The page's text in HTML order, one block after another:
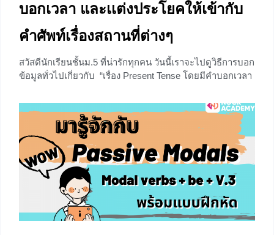
บอกเวลา และเเต่งประโยคให้เข้ากับ
คำศัพท์เรื่องสถานที่ต่างๆ
สวัสดีนักเรียนชั้นม.5 ที่น่ารักทุกคน วันนี้เราจะไปดูวิธีการบอก
ข้อมูลทั่วไปเกี่ยวกับ “เรื่อง Present Tense โดยมีคำบอกเวลา
ตัวอย่างสถานการณ์ใกล้ตัวกันค่ะ ไปลุยกันโลดเด้อ Let’s go!
ทบทวน Present Simple Tense Present แปลว่า ปัจจุบัน
ดังนั้น Present Simple
0